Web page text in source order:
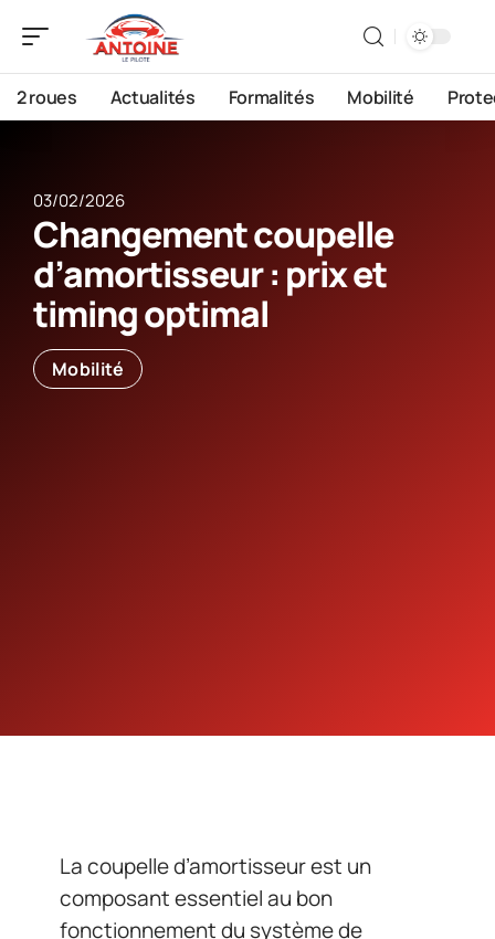
2 roues Actualités Formalités Mobilité
03/02/2026
Changement coupelle
d’amortisseur : prix et
timing optimal
Mobilité
La coupelle d’amortisseur est un
composant essentiel au bon
fonctionnement du système de